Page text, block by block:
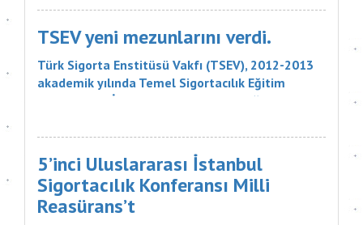
liralık tazminatı ödemesine karar verdi. Sigorta
Tahkim Komisyonu M...
TSEV yeni mezunlarını verdi.
Türk Sigorta Enstitüsü Vakfı (TSEV), 2012-2013
akademik yılında Temel Sigortacılık Eğitim
Programı ve İleri Düzey Sigortacılık Eğitim
tamamlayan öğrencilerini mezun etti. Sigorta
şirketlerinin &uu...
5’inci Uluslararası İstanbul
Sigortacılık Konferansı Milli
Reasürans’t